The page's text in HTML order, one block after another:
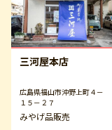
三河屋本店
広島県福山市沖野上町４－
１５－２７
みやげ品販売